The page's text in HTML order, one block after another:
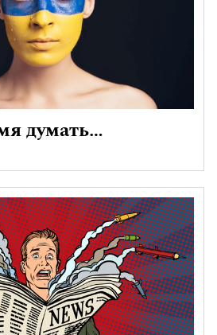
думать…